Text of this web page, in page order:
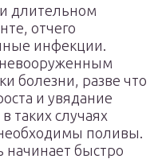
длительном
отчего
инфекции.
невооруженным
болезни, разве что
и увядание
таких случаях
поливы.
начинает быстро